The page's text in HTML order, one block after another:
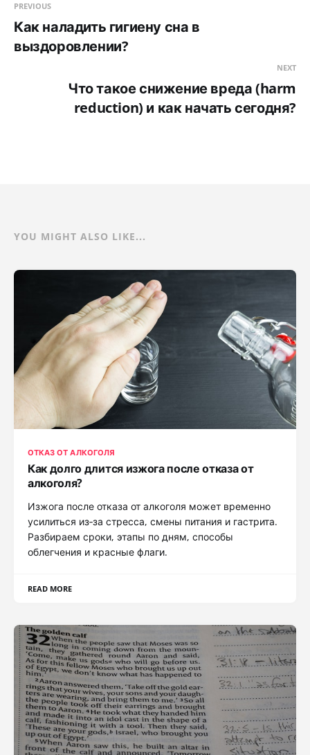
PREVIOUS
Как наладить гигиену сна в
выздоровлении?
NEXT
Что такое снижение вреда (harm
reduction) и как начать сегодня?
YOU MIGHT ALSO LIKE...
ОТКАЗ ОТ АЛКОГОЛЯ
Как долго длится изжога после отказа от
алкоголя?
Изжога после отказа от алкоголя может временно
усилиться из‑за стресса, смены питания и гастрита.
Разбираем сроки, этапы по дням, способы
облегчения и красные флаги.
READ MORE